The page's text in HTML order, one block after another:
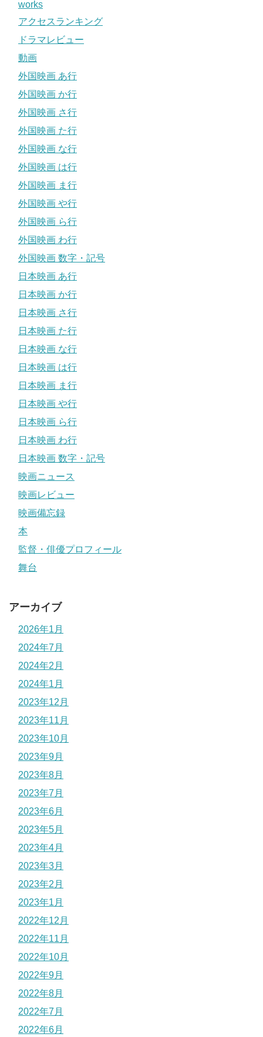
works
アクセスランキング
ドラマレビュー
動画
外国映画 あ行
外国映画 か行
外国映画 さ行
外国映画 た行
外国映画 な行
外国映画 は行
外国映画 ま行
外国映画 や行
外国映画 ら行
外国映画 わ行
外国映画 数字・記号
日本映画 あ行
日本映画 か行
日本映画 さ行
日本映画 た行
日本映画 な行
日本映画 は行
日本映画 ま行
日本映画 や行
日本映画 ら行
日本映画 わ行
日本映画 数字・記号
映画ニュース
映画レビュー
映画備忘録
本
監督・俳優プロフィール
舞台
アーカイブ
2026年1月
2024年7月
2024年2月
2024年1月
2023年12月
2023年11月
2023年10月
2023年9月
2023年8月
2023年7月
2023年6月
2023年5月
2023年4月
2023年3月
2023年2月
2023年1月
2022年12月
2022年11月
2022年10月
2022年9月
2022年8月
2022年7月
2022年6月